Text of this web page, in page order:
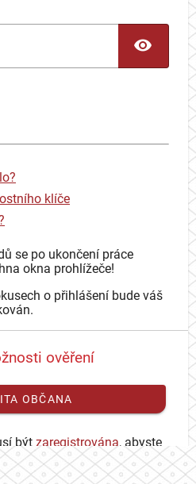
klíče
se po ukončení práce
okna prohlížeče!
o přihlášení bude váš
ověření
OBČANA
být zaregistrována, abyste
CAS účtu.